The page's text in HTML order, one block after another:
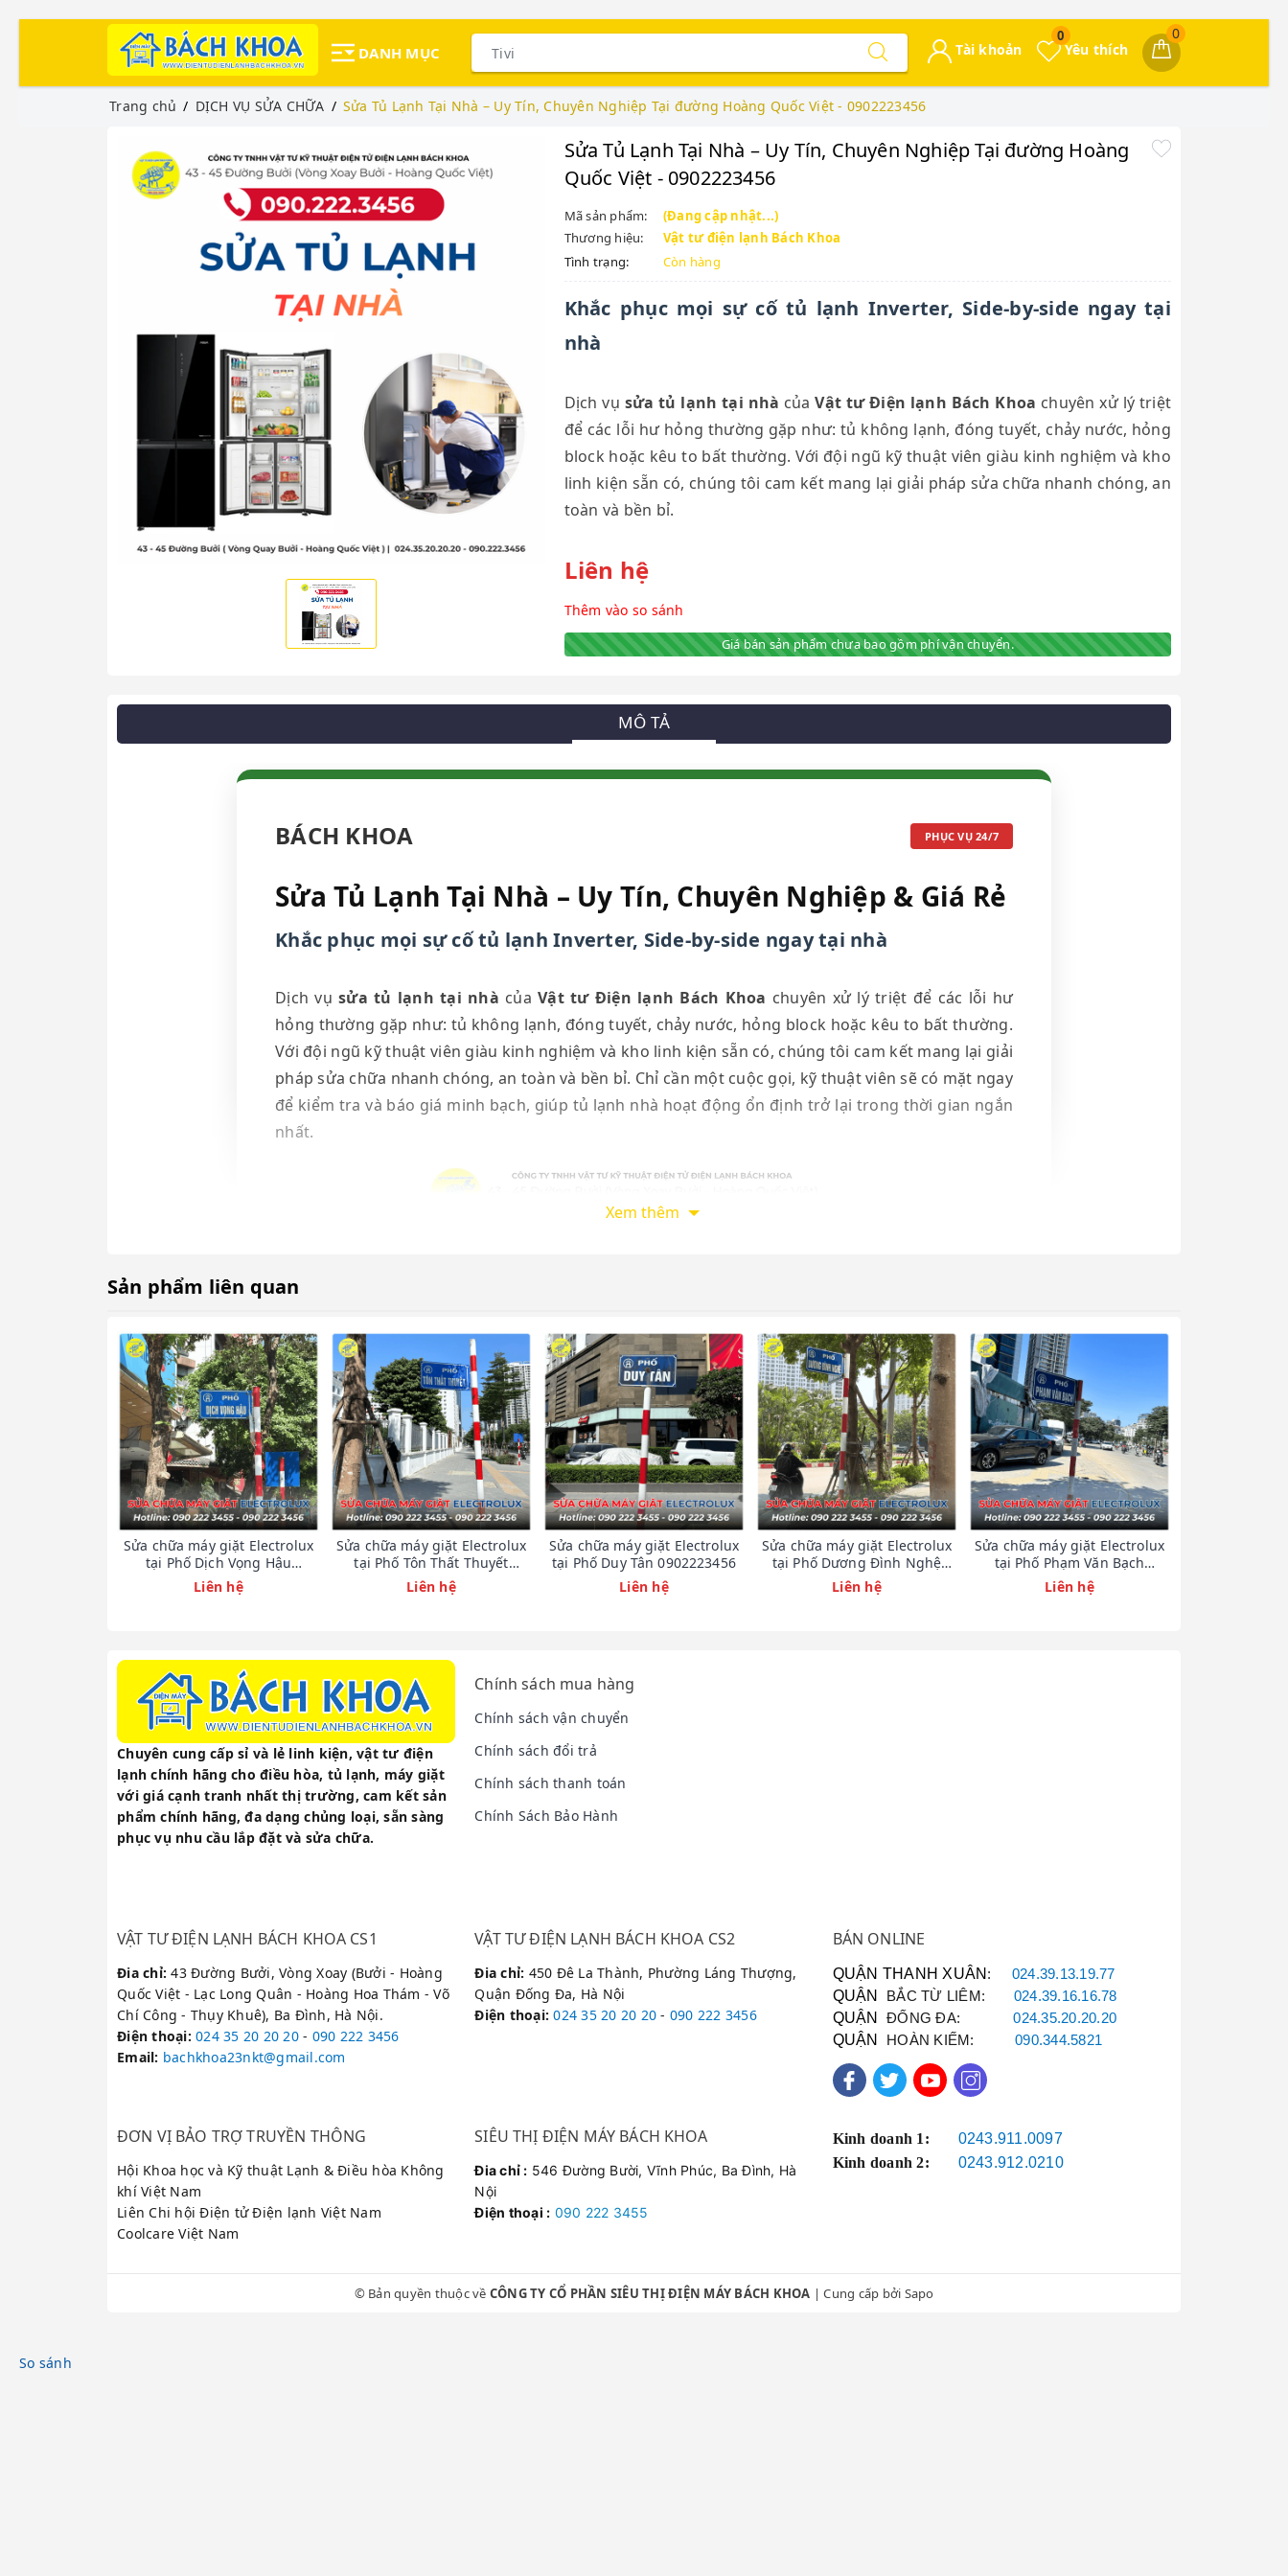
DANH MỤC
0
Yêu thích
0
Tài khoản
Trang chủ DỊCH VỤ SỬA CHỮA Sửa Tủ Lạnh Tại Nhà – Uy Tín, Chuyên Nghiệp Tại đường Hoàng Quốc Việt - 0902223456
Sửa Tủ Lạnh Tại Nhà – Uy Tín, Chuyên Nghiệp Tại đường Hoàng
Quốc Việt - 0902223456
Mã sản phẩm:
(Đang cập nhật...)
Thương hiệu:
Vật tư điện lạnh Bách Khoa
Tình trạng:
Còn hàng
Khắc phục mọi sự cố tủ lạnh Inverter, Side-by-side ngay tại
nhà
Dịch vụ sửa tủ lạnh tại nhà củaVật tư Điện lạnh Bách Khoa chuyên xử lý triệt
để các lỗi hư hỏng thường gặp như: tủ không lạnh, đóng tuyết, chảy nước, hỏng
block hoặc kêu to bất thường. Với đội ngũ kỹ thuật viên giàu kinh nghiệm và kho
linh kiện sẵn có, chúng tôi cam kết mang lại giải pháp sửa chữa nhanh chóng, an
toàn và bền bỉ.
Liên hệ
Thêm vào so sánh
Giá bán sản phẩm chưa bao gồm phí vận chuyển.
MÔ TẢ
BÁCH KHOA PHỤC VỤ 24/7
Sửa Tủ Lạnh Tại Nhà – Uy Tín, Chuyên Nghiệp & Giá Rẻ
Khắc phục mọi sự cố tủ lạnh Inverter, Side-by-side ngay tại nhà
Dịch vụsửa tủ lạnh tại nhà củaVật tư Điện lạnh Bách Khoa chuyên xử lý triệt để các lỗi hư
hỏng thường gặp như: tủ không lạnh, đóng tuyết, chảy nước, hỏng block hoặc kêu to bất thường.
Với đội ngũ kỹ thuật viên giàu kinh nghiệm và kho linh kiện sẵn có, chúng tôi cam kết mang lại giải
pháp sửa chữa nhanh chóng, an toàn và bền bỉ. Chỉ cần một cuộc gọi, kỹ thuật viên sẽ có mặt ngay
để kiểm tra và báo giá minh bạch, giúp tủ lạnh nhà hoạt động ổn định trở lại trong thời gian ngắn
nhất.
Lý do nên chọn dịch vụ sửa tủ lạnh tại Bách Khoa
Kỹ thuật viên giỏi:
Đội ngũ 100% kỹ sư, kỹ thuật viên chuyên
ngành đảm nhiệm việc kiểm tra và sửa chữa.
Hỗ trợ sửa chữa tại nhà khách hàng khu vực
chuyển.
Kiểm tra lỗi kỹ càng và báo giá chi tiết trước
phí ẩn.
Bảng mã lỗi và hạng mục sửa chữa thường gặp
Xử lý nạp gas, thông tắc hệ thống lạnh
Tủ lạnh kêu to, rung mạnh Thay quạt dàn lạnh/nóng, cân chỉnh block
Xem thêm
Sản phẩm liên quan
Sửa chữa máy giặt Electrolux
tại Phố Dịch Vọng Hậu
0902223456
Liên hệ
Sửa chữa máy giặt Electrolux
tại Phố Tôn Thất Thuyết
0902223456
Liên hệ
Sửa chữa máy giặt Electrolux
tại Phố Duy Tân 0902223456
Liên hệ
Sửa chữa máy giặt Electrolux
tại Phố Dương Đình Nghệ
0902223456
Liên hệ
Sửa chữa máy giặt Electrolux
tại Phố Phạm Văn Bạch
0902223456
Liên hệ
Chuyên cung cấp sỉ và lẻ linh kiện, vật tư điện
lạnh chính hãng cho điều hòa, tủ lạnh, máy giặt
với giá cạnh tranh nhất thị trường, cam kết sản
phẩm chính hãng, đa dạng chủng loại, sẵn sàng
phục vụ nhu cầu lắp đặt và sửa chữa.
Chính sách mua hàng
Chính sách vận chuyển
Chính sách đổi trả
Chính sách thanh toán
Chính Sách Bảo Hành
VẬT TƯ ĐIỆN LẠNH BÁCH KHOA CS1
Đia chỉ: 43 Đường Bưởi, Vòng Xoay (Bưởi - Hoàng
Quốc Việt - Lạc Long Quân - Hoàng Hoa Thám - Võ
Chí Công - Thụy Khuê), Ba Đình, Hà Nội.
Điện thoại: 024 35 20 20 20- 090 222 3456
Email: bachkhoa23nkt@gmail.com
VẬT TƯ ĐIỆN LẠNH BÁCH KHOA CS2
Đia chỉ: 450 Đê La Thành, Phường Láng Thượng,
Quận Đống Đa, Hà Nội
Điện thoại: 024 35 20 20 20 - 090 222 3456
BÁN ONLINE
QUẬN THANH XUÂN : 024.39.13.19.77
QUẬN BẮC TỪ LIÊM: 024.39.16.16.78
QUẬN ĐỐNG ĐA:024.35.20.20.20
QUẬN HOÀN KIẾM:090.344.5821
ĐƠN VỊ BẢO TRỢ TRUYỀN THÔNG
Hội Khoa học và Kỹ thuật Lạnh & Điều hòa Không
khí Việt Nam
Liên Chi hội Điện tử Điện lạnh Việt Nam
Coolcare Việt Nam
SIÊU THỊ ĐIỆN MÁY BÁCH KHOA
Đia chỉ : 546 Đường Bười, Vĩnh Phúc, Ba Đình, Hà
Nội
Điện thoại : 090 222 3455
Kinh doanh 1:
0243.911.0097
Kinh doanh 2:
0243.912.0210
© Bản quyền thuộc về CÔNG TY CỔ PHẦN SIÊU THỊ ĐIỆN MÁY BÁCH KHOA | Cung cấp bởi Sapo
So sánh